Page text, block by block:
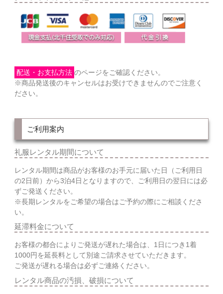
配送・お支払方法 のページをご確認ください。
※商品発送後のキャンセルはお受けできませんのでご注意く
ださい。
ご利用案内
礼服レンタル期間について
レンタル期間は商品がお客様のお手元に届いた日（ご利用日
の2日前）から3泊4日となりますので、ご利用日の翌日には必
ずご発送ください。
※長期レンタルをご希望の場合はご予約の際にご相談くださ
い。
延滞料金について
お客様の都合によりご発送が遅れた場合は、1日につき1着
1000円を延長料として別途ご請求させていただきます。
ご発送が遅れる場合は必ずご連絡ください。
レンタル商品の汚損、破損について